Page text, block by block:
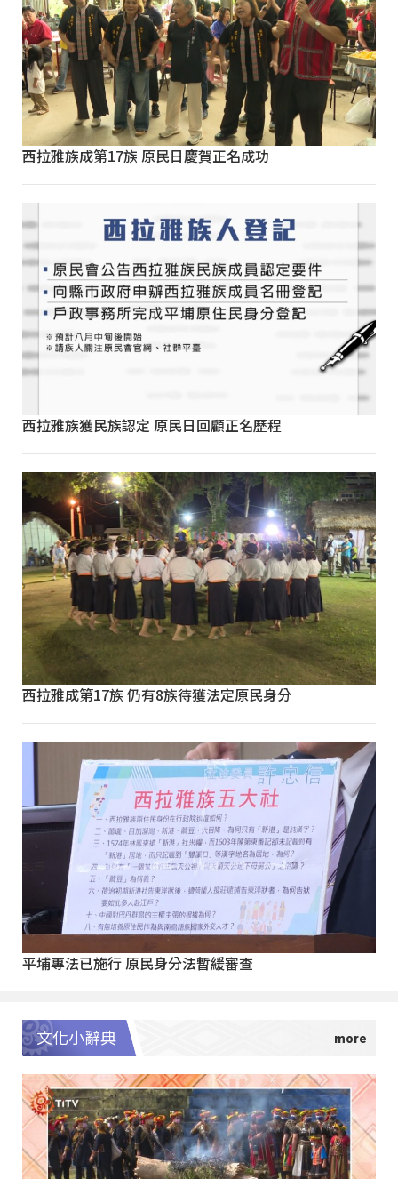
西拉雅族成第17族 原民日慶賀正名成功
西拉雅族獲民族認定 原民日回顧正名歷程
西拉雅成第17族 仍有8族待獲法定原民身分
平埔專法已施行 原民身分法暫緩審查
文化小辭典